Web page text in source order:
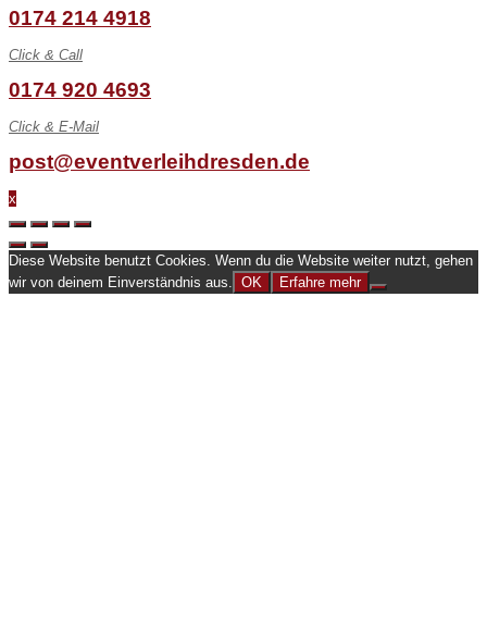
0174 214 4918
Click & Call
0174 920 4693
Click & E-Mail
post@eventverleihdresden.de
x
Diese Website benutzt Cookies. Wenn du die Website weiter nutzt, gehen
wir von deinem Einverständnis aus.
OK Erfahre mehr